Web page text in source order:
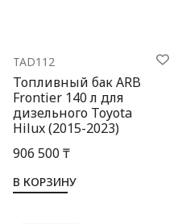
TAD112
Топливный бак ARB
Frontier 140 л для
дизельного Toyota
Hilux (2015-2023)
906 500 ₸
В КОРЗИНУ